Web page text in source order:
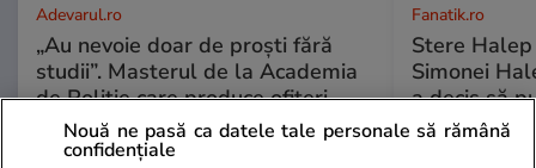
Adevarul.ro
„Au nevoie doar de proști fără
studii”. Masterul de la Academia
de Poliție care produce ofițeri
într-un an este contestat.
Explicațiile instituției
Fanatik.ro
Stere
Simonei
a decis să
bine”
Nouă ne pasă ca datele tale personale să rămână
confidențiale